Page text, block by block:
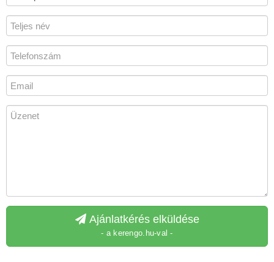
Ajánlatkérés elküldése
- a kerengo.hu-val -